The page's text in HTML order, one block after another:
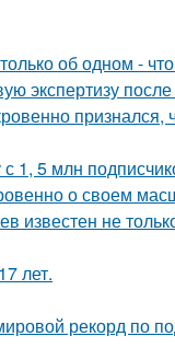
об одном -
экспертизу
признался,
1, 5 млн
о своем
известен не
лет.
рекорд по